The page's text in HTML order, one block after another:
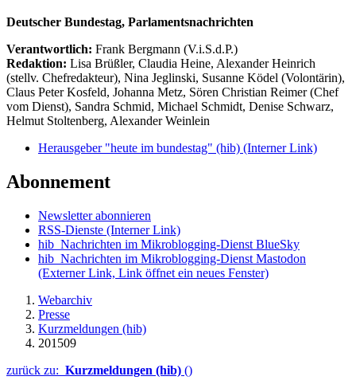
Deutscher Bundestag, Parlamentsnachrichten
Verantwortlich: Frank Bergmann (V.i.S.d.P.)
Redaktion: Lisa Brüßler, Claudia Heine, Alexander Heinrich
(stellv. Chefredakteur), Nina Jeglinski, Susanne Ködel (Volontärin),
Claus Peter Kosfeld, Johanna Metz, Sören Christian Reimer (Chef
vom Dienst), Sandra Schmid, Michael Schmidt, Denise Schwarz,
Helmut Stoltenberg, Alexander Weinlein
Herausgeber "heute im bundestag" (hib) (Interner Link)
Abonnement
Newsletter abonnieren
RSS-Dienste (Interner Link)
hib_Nachrichten im Mikroblogging-Dienst BlueSky
hib_Nachrichten im Mikroblogging-Dienst Mastodon
(Externer Link, Link öffnet ein neues Fenster)
Webarchiv
Presse
Kurzmeldungen (hib)
201509
zurück zu: Kurzmeldungen (hib) ()